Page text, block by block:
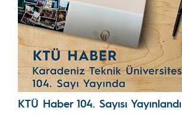
KTÜ Haber 104. Sayısı Yayınlandı